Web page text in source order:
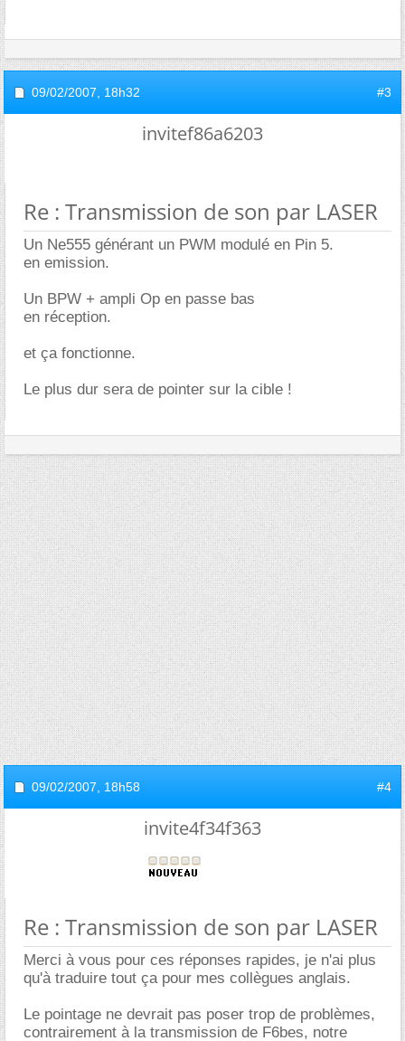
09/02/2007, 18h32 #3
invitef86a6203
Re : Transmission de son par LASER
Un Ne555 générant un PWM modulé en Pin 5.
en emission.
Un BPW + ampli Op en passe bas
en réception.
et ça fonctionne.
Le plus dur sera de pointer sur la cible !
09/02/2007, 18h58 #4
invite4f34f363
Re : Transmission de son par LASER
Merci à vous pour ces réponses rapides, je n'ai plus
qu'à traduire tout ça pour mes collègues anglais.
Le pointage ne devrait pas poser trop de problèmes,
contrairement à la transmission de F6bes, notre